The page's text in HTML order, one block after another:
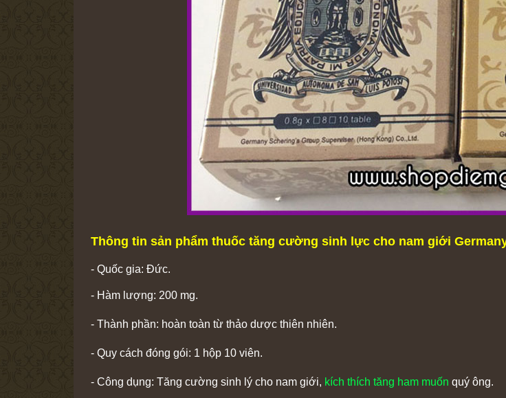
Thông tin sản phẩm thuốc tăng cường sinh lực cho nam giới
- Quốc gia: Đức.
- Hàm lượng: 200 mg.
- Thành phần: hoàn toàn từ thảo dược thiên nhiên.
- Quy cách đóng gói: 1 hộp 10 viên.
- Công dụng: Tăng cường sinh lý cho nam giới, kích thích tăng ham muốn quý ông.